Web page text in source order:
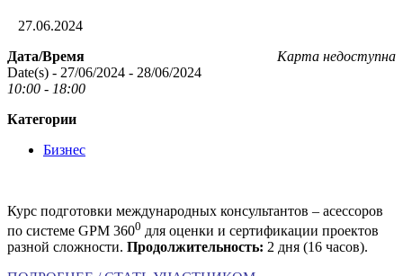
27.06.2024
Карта недоступна
Дата/Время
Date(s) - 27/06/2024 - 28/06/2024
10:00 - 18:00
Категории
Бизнес
Курс подготовки международных консультантов – асессоров
по системе GPM 3600 для оценки и сертификации проектов
разной сложности. Продолжительность: 2 дня (16 часов).